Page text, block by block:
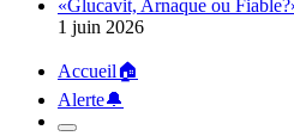
Accueil🏠︎
Analyse📊︎